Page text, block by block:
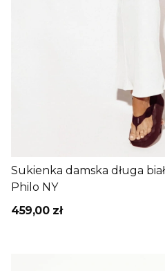
Sukienka damska długa
Philo NY
459,00 zł